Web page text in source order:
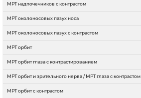
МРТ надпочечников с контрастом
МРТ околоносовых пазух носа
МРТ околоносовых пазух с контрастом
МРТ орбит
МРТ орбит глаза с контрастированием
МРТ орбит и зрительного нерва / МРТ глаза с контрастом
МРТ орбит с контрастом